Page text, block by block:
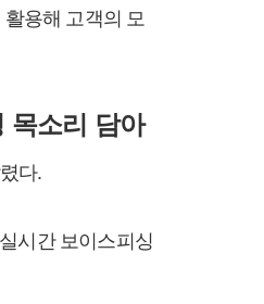
용해 고객의 모
목소리 담아
다.
시간 보이스피싱